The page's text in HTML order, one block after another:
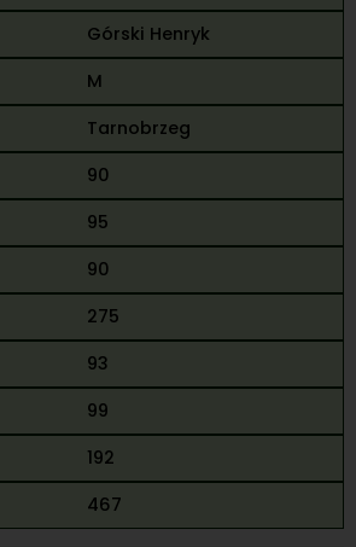
Górski Henryk
M
Tarnobrzeg
90
95
90
275
93
99
192
467